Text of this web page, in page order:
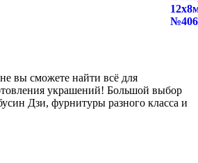
вы сможете найти всё для
украшений! Большой выбор
Дзи, фурнитуры разного класса и